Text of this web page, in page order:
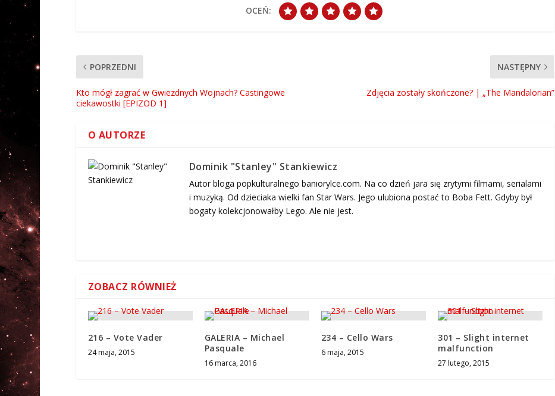
OCEŃ:
POPRZEDNI
Kto mógł zagrać w Gwiezdnych Wojnach? Castingowe
ciekawostki [EPIZOD 1]
NASTĘPNY
Zdjęcia zostały skończone? | „The Mandalorian”
O AUTORZE
Dominik "Stanley" Stankiewicz
Autor bloga popkulturalnego baniorylce.com. Na co dzień jara się zrytymi filmami, serialami
i muzyką. Od dzieciaka wielki fan Star Wars. Jego ulubiona postać to Boba Fett. Gdyby był
bogaty kolekcjonowałby Lego. Ale nie jest.
ZOBACZ RÓWNIEŻ
216 – Vote Vader
24 maja, 2015
GALERIA – Michael
Pasquale
16 marca, 2016
234 – Cello Wars
6 maja, 2015
301 – Slight internet
malfunction
27 lutego, 2015